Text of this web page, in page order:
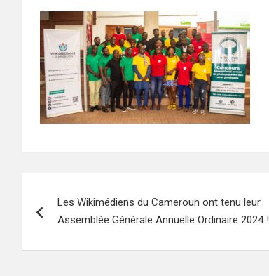
de
l’article
Les Wikimédiens du Cameroun ont tenu leur
Assemblée Générale Annuelle Ordinaire 2024 !